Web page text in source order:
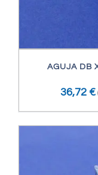
AGUJA DB
36,72 €